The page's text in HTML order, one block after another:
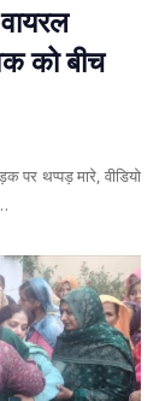
को बीच
पर थप्पड़ मारे, वीडियो